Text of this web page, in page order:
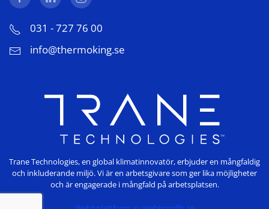
031 - 727 76 00
info@thermoking.se
Trane Technologies, en global klimatinnovatör, erbjuder en mångfaldig
och inkluderande miljö. Vi är en arbetsgivare som ger lika möjligheter
och är engagerade i mångfald på arbetsplatsen.